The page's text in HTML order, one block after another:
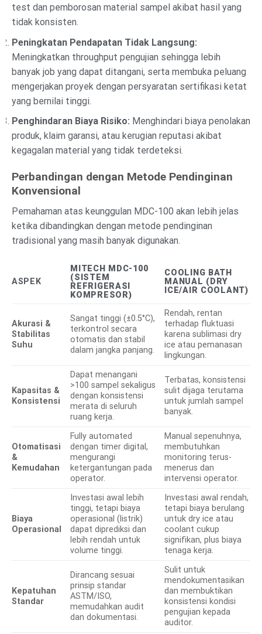
test dan pemborosan material sampel akibat hasil yang
tidak konsisten.
Peningkatan Pendapatan Tidak Langsung:
Meningkatkan throughput pengujian sehingga lebih
banyak job yang dapat ditangani, serta membuka peluang
mengerjakan proyek dengan persyaratan sertifikasi ketat
yang bernilai tinggi.
Penghindaran Biaya Risiko: Menghindari biaya penolakan
produk, klaim garansi, atau kerugian reputasi akibat
kegagalan material yang tidak terdeteksi.
Perbandingan dengan Metode Pendinginan
Konvensional
Pemahaman atas keunggulan MDC-100 akan lebih jelas
ketika dibandingkan dengan metode pendinginan
tradisional yang masih banyak digunakan.
ASPEK
MITECH MDC-100
(SISTEM
REFRIGERASI
KOMPRESOR)
COOLING BATH
MANUAL (DRY
ICE/AIR COOLANT)
Akurasi &
Stabilitas
Suhu
Sangat tinggi (±0.5°C),
terkontrol secara
otomatis dan stabil
dalam jangka panjang.
Rendah, rentan
terhadap fluktuasi
karena sublimasi dry
ice atau pemanasan
lingkungan.
Kapasitas &
Konsistensi
Dapat menangani
>100 sampel sekaligus
dengan konsistensi
merata di seluruh
ruang kerja.
Terbatas, konsistensi
sulit dijaga terutama
untuk jumlah sampel
banyak.
Otomatisasi
&
Kemudahan
Fully automated
dengan timer digital,
mengurangi
ketergantungan pada
operator.
Manual sepenuhnya,
membutuhkan
monitoring terus-
menerus dan
intervensi operator.
Biaya
Operasional
Investasi awal lebih
tinggi, tetapi biaya
operasional (listrik)
dapat diprediksi dan
lebih rendah untuk
volume tinggi.
Investasi awal rendah,
tetapi biaya berulang
untuk dry ice atau
coolant cukup
signifikan, plus biaya
tenaga kerja.
Kepatuhan
Standar
Dirancang sesuai
prinsip standar
ASTM/ISO,
memudahkan audit
dan dokumentasi.
Sulit untuk
mendokumentasikan
dan membuktikan
konsistensi kondisi
pengujian kepada
auditor.